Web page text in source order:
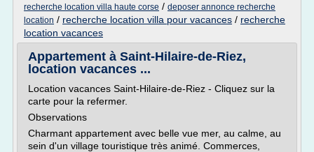
recherche location villa haute corse / deposer annonce recherche
location / recherche location villa pour vacances / recherche
location vacances
Appartement à Saint-Hilaire-de-Riez,
location vacances ...
Location vacances Saint-Hilaire-de-Riez - Cliquez sur la
carte pour la refermer.
Observations
Charmant appartement avec belle vue mer, au calme, au
sein d'un village touristique très animé. Commerces,